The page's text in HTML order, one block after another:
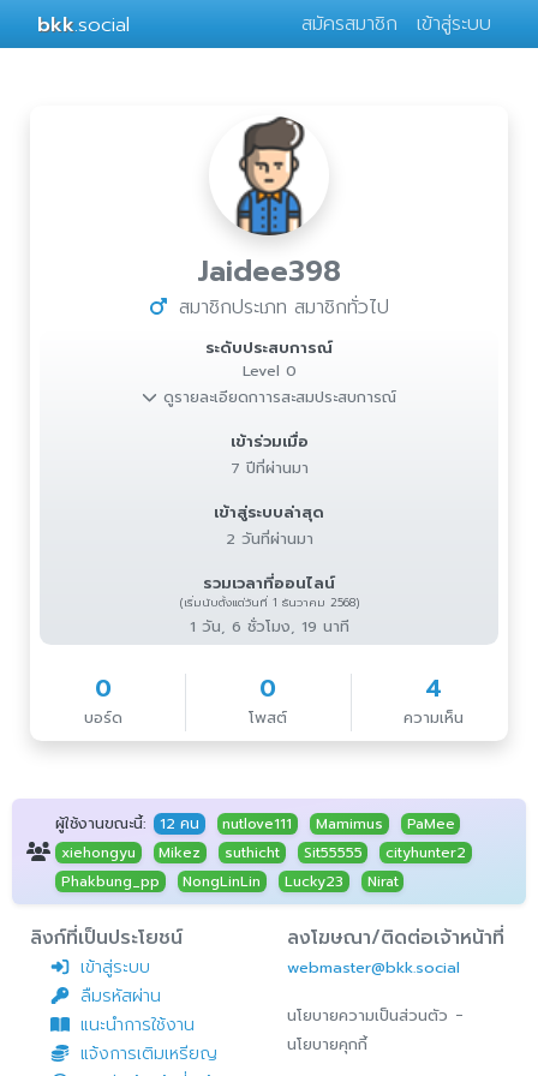
bkk.social สมัครสมาชิก เข้าสู่ระบบ
Jaidee398
สมาชิกประเภท สมาชิกทั่วไป
ระดับประสบการณ์
Level 0
ดูรายละเอียดกาารสะสมประสบการณ์
เข้าร่วมเมื่อ
7 ปีที่ผ่านมา
เข้าสู่ระบบล่าสุด
2 วันที่ผ่านมา
รวมเวลาที่ออนไลน์
(เริ่มนับตั้งแต่วันที่ 1 ธันวาคม 2568)
1 วัน, 6 ชั่วโมง, 19 นาที
0
บอร์ด
0
โพสต์
4
ความเห็น
ผู้ใช้งานขณะนี้: 12 คน nutlove111 Mamimus
PaMee
xiehongyu
Mikez suthicht Sit55555
cityhunter2
Phakbung_pp
NongLinLin Lucky23 Nirat
ลิงก์ที่เป็นประโยชน์
เข้าสู่ระบบ
ลืมรหัสผ่าน
แนะนำการใช้งาน
แจ้งการเติมเหรียญ
ลงโฆษณา/ติดต่อเจ้าหน้าที่
webmaster@bkk.social
นโยบายความเป็นส่วนตัว -
นโยบายคุกกี้